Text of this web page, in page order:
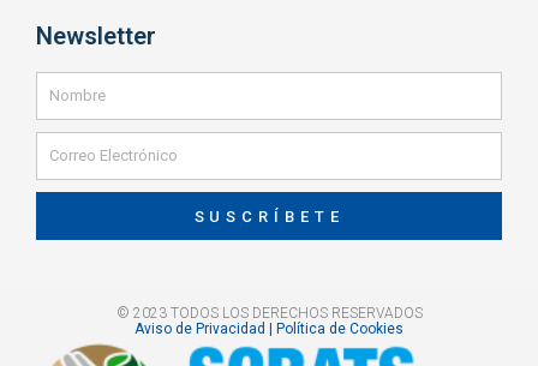
Newsletter
SUSCRÍBETE
© 2023 TODOS LOS DERECHOS RESERVADOS
Aviso de Privacidad | Política de Cookies